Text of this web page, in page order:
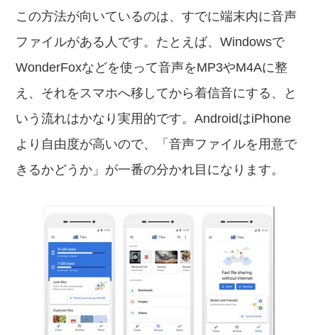
この方法が向いているのは、すでに端末内に音声
ファイルがある人です。たとえば、Windowsで
WonderFoxなどを使って音声をMP3やM4Aに整
え、それをスマホへ移してから着信音にする、と
いう流れはかなり実用的です。AndroidはiPhone
より自由度が高いので、「音声ファイルを用意で
きるかどうか」が一番の分かれ目になります。